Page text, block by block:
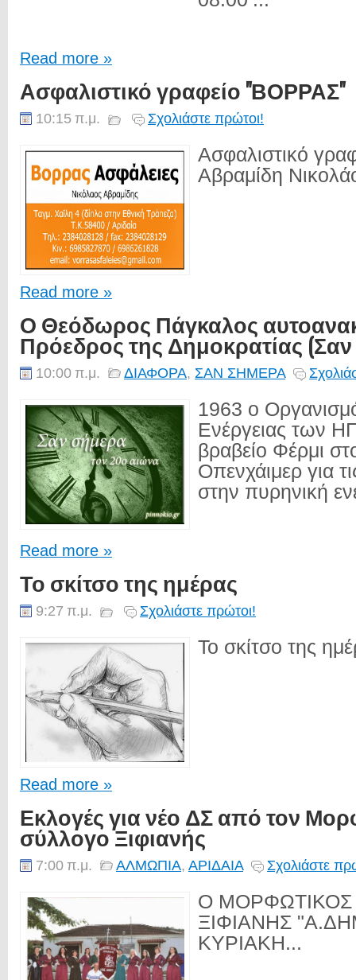
Read more »
Ασφαλιστικό γραφείο "ΒΟΡΡΑΣ"
10:15 π.μ. Σχολιάστε πρώτοι!
Ασφαλιστικό
Αβραμίδη
Read more »
Ο Θεόδωρος Πάγκαλος
Πρόεδρος της Δημοκρατίας
10:00 π.μ. ΔΙΑΦΟΡΑ, ΣΑΝ ΣΗΜΕΡΑ
1963 ο
Ενέργειας των
βραβείο Φέρμι
Οπενχάιμερ για
στην πυρηνική
Read more »
Το σκίτσο της ημέρας
9:27 π.μ. Σχολιάστε πρώτοι!
Το σκίτσο της
Read more »
Εκλογές για νέο ΔΣ από τον
σύλλογο Ξιφιανής
7:00 π.μ. ΑΛΜΩΠΙΑ, ΑΡΙΔΑΙΑ Σχολιάστε
Ο ΜΟΡΦΩΤΙΚΟΣ
ΞΙΦΙΑΝΗΣ
ΚΥΡΙΑΚΗ...